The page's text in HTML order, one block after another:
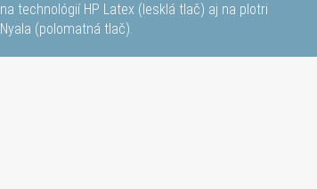
na technológií HP Latex (lesklá tlač) aj na plotri
Nyala (polomatná tlač).